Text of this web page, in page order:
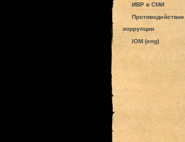
ИВР в СМИ
Противодействие
коррупции
IOM (eng)